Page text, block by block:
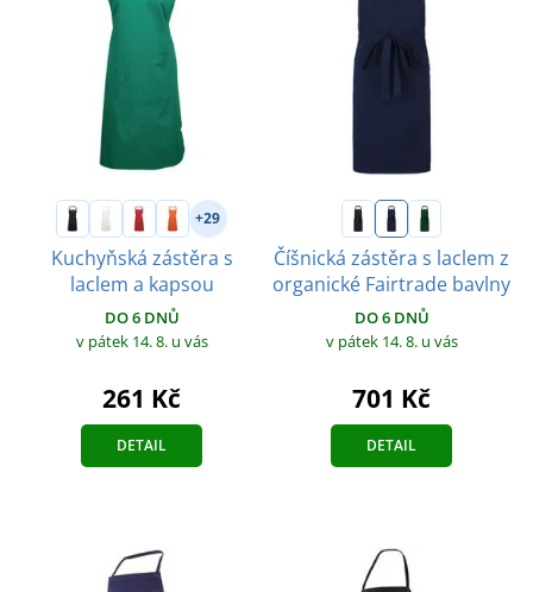
+29
Kuchyňská zástěra s
laclem a kapsou
DO 6 DNŮ
v pátek 14. 8. u vás
261 Kč
DETAIL
Číšnická zástěra s laclem z
organické Fairtrade bavlny
DO 6 DNŮ
v pátek 14. 8. u vás
701 Kč
DETAIL